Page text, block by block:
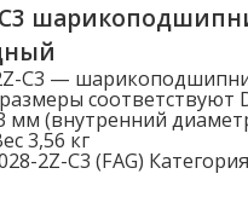
C3
C3 —
соответствуют
мм (внутренний
3,56 кг
2Z-C3 (FAG)